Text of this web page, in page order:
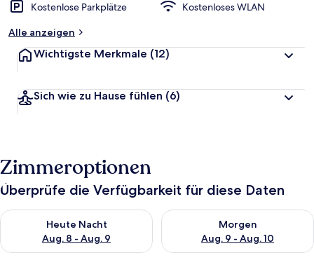
Kostenlose Parkplätze
Kostenloses WLAN
Alle anzeigen
Wichtigste Merkmale (12)
Sich wie zu Hause fühlen (6)
Zimmeroptionen
Überprüfe die Verfügbarkeit für diese Daten
Heute Nacht
Aug. 8 - Aug. 9
Überprüfe die Verfügbarkeit für heute Nacht, Aug. 8 - Aug. 9.
Morgen
Aug. 9 - Aug. 10
Überprüfe die Verfügbarkeit